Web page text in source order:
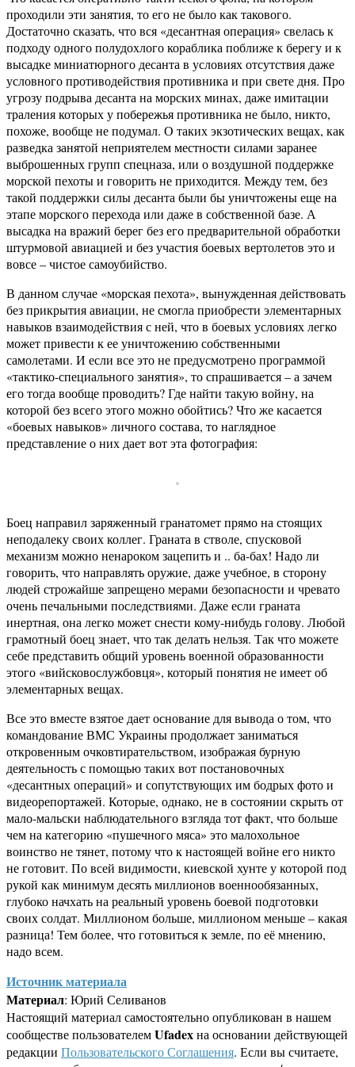
проходили эти занятия, то его не было как такового.
Достаточно сказать, что вся «десантная операция» свелась к
подходу одного полудохлого кораблика поближе к берегу и к
высадке миниатюрного десанта в условиях отсутствия даже
условного противодействия противника и при свете дня. Про
угрозу подрыва десанта на морских минах, даже имитации
траления которых у побережья противника не было, никто,
похоже, вообще не подумал. О таких экзотических вещах, как
разведка занятой неприятелем местности силами заранее
выброшенных групп спецназа, или о воздушной поддержке
морской пехоты и говорить не приходится. Между тем, без
такой поддержки силы десанта были бы уничтожены еще на
этапе морского перехода или даже в собственной базе. А
высадка на вражий берег без его предварительной обработки
штурмовой авиацией и без участия боевых вертолетов это и
вовсе – чистое самоубийство.
В данном случае «морская пехота», вынужденная действовать
без прикрытия авиации, не смогла приобрести элементарных
навыков взаимодействия с ней, что в боевых условиях легко
может привести к ее уничтожению собственными
самолетами. И если все это не предусмотрено программой
«тактико-специального занятия», то спрашивается – а зачем
его тогда вообще проводить? Где найти такую войну, на
которой без всего этого можно обойтись? Что же касается
«боевых навыков» личного состава, то наглядное
представление о них дает вот эта фотография:
Боец направил заряженный гранатомет прямо на стоящих
неподалеку своих коллег. Граната в стволе, спусковой
механизм можно ненароком зацепить и .. ба-бах! Надо ли
говорить, что направлять оружие, даже учебное, в сторону
людей строжайше запрещено мерами безопасности и чревато
очень печальными последствиями. Даже если граната
инертная, она легко может снести кому-нибудь голову. Любой
грамотный боец знает, что так делать нельзя. Так что можете
себе представить общий уровень военной образованности
этого «вийсковослужбовця», который понятия не имеет об
элементарных вещах.
Все это вместе взятое дает основание для вывода о том, что
командование ВМС Украины продолжает заниматься
откровенным очковтирательством, изображая бурную
деятельность с помощью таких вот постановочных
«десантных операций» и сопутствующих им бодрых фото и
видеорепортажей. Которые, однако, не в состоянии скрыть от
мало-мальски наблюдательного взгляда тот факт, что больше
чем на категорию «пушечного мяса» это малохольное
воинство не тянет, потому что к настоящей войне его никто
не готовит. По всей видимости, киевской хунте у которой под
рукой как минимум десять миллионов военнообязанных,
глубоко начхать на реальный уровень боевой подготовки
своих солдат. Миллионом больше, миллионом меньше – какая
разница! Тем более, что готовиться к земле, по её мнению,
надо всем.
Источник материала
Материал: Юрий Селиванов
Настоящий материал самостоятельно опубликован в нашем
сообществе пользователемUfadexна основании действующей
редакции Пользовательского Соглашения. Если вы считаете,